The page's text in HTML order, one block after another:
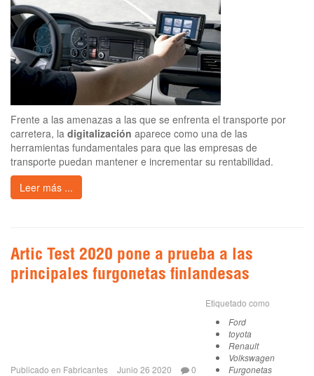
Frente a las amenazas a las que se enfrenta el transporte por
carretera, la digitalización aparece como una de las
herramientas fundamentales para que las empresas de
transporte puedan mantener e incrementar su rentabilidad.
Leer más ...
Artic Test 2020 pone a prueba a las
principales furgonetas finlandesas
Publicado en Fabricantes Junio 26 2020 0
Etiquetado como
Ford
toyota
Renault
Volkswagen
Furgonetas